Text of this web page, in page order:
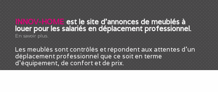
INNOV-HOME est le site d'annonces de meublés à
louer pour les salariés en déplacement professionnel.
En savoir plus.
Les meublés sont contrôlés et répondent aux attentes d'un
déplacement professionnel que ce soit en terme
d'équipement, de confort et de prix.